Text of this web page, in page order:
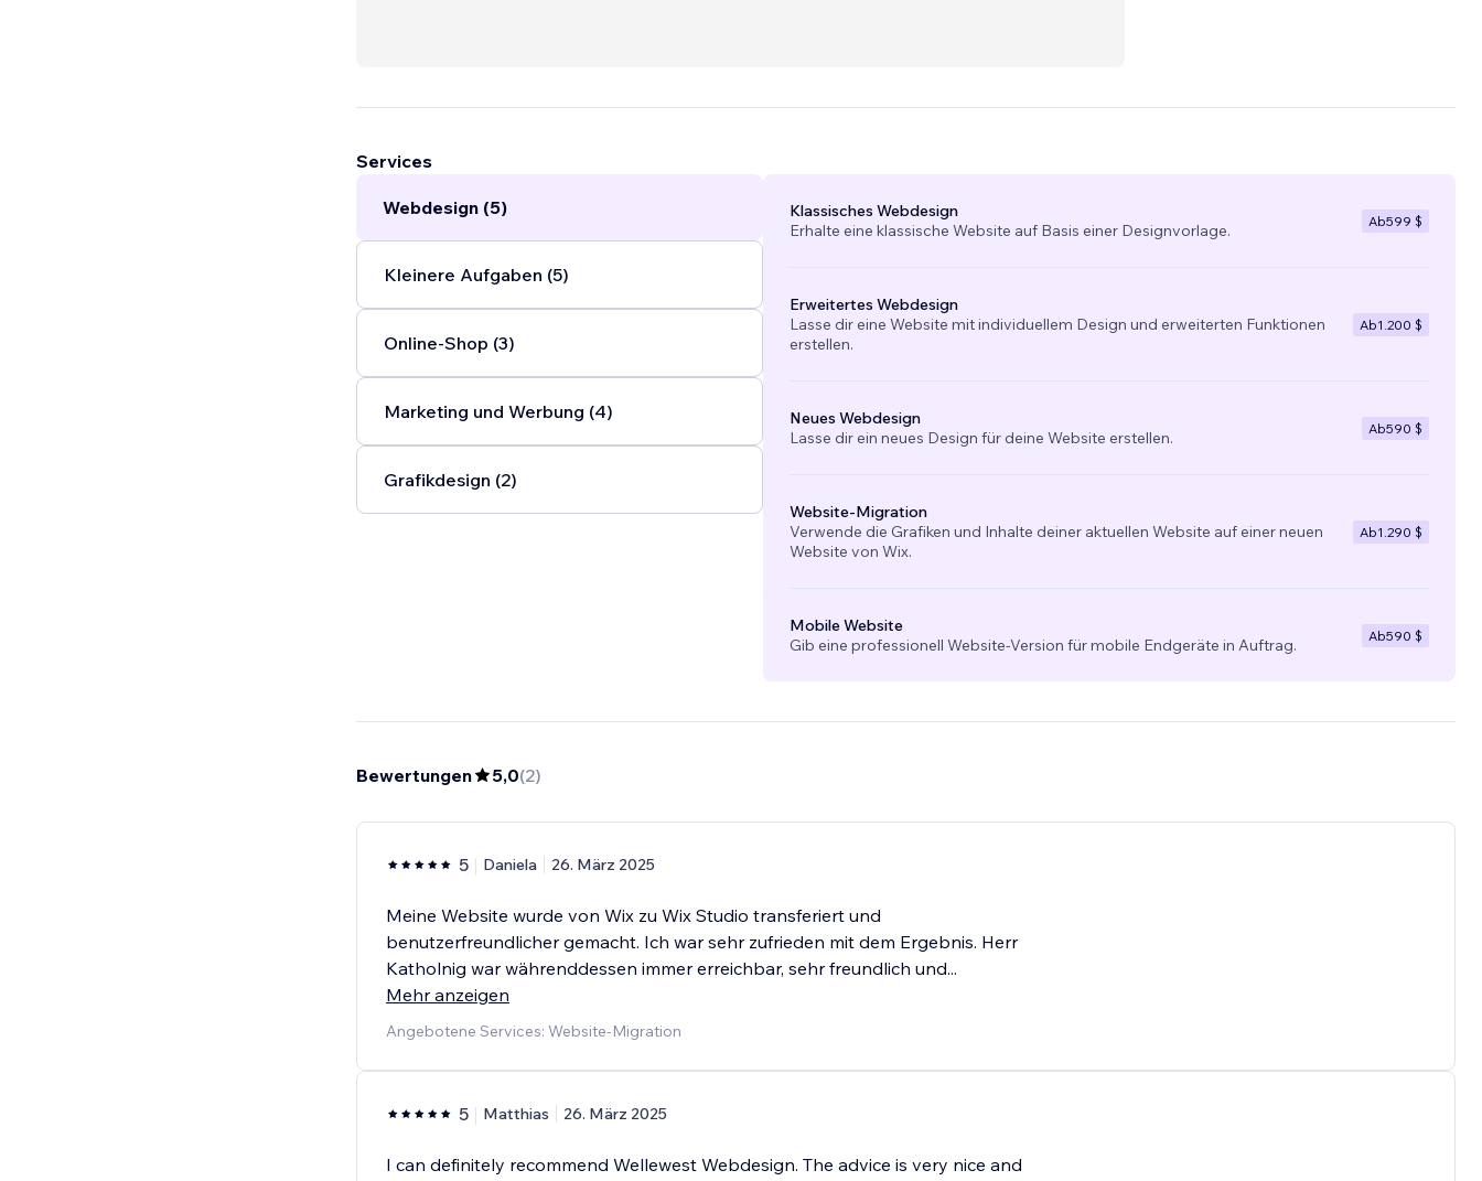
Services
Webdesign (5)
Kleinere Aufgaben (5)
Online-Shop (3)
Marketing und Werbung (4)
Grafikdesign (2)
Klassisches Webdesign
Erhalte eine klassische Website auf Basis einer Designvorlage.
Ab599 $
Erweitertes Webdesign
Lasse dir eine Website mit individuellem Design und erweiterten Funktionen
erstellen.
Ab1.200 $
Neues Webdesign
Lasse dir ein neues Design für deine Website erstellen.
Ab590 $
Website-Migration
Verwende die Grafiken und Inhalte deiner aktuellen Website auf einer neuen
Website von Wix.
Ab1.290 $
Mobile Website
Gib eine professionell Website-Version für mobile Endgeräte in Auftrag.
Ab590 $
Bewertungen 5,0(2)
5 Daniela 26. März 2025
Meine Website wurde von Wix zu Wix Studio transferiert und
benutzerfreundlicher gemacht. Ich war sehr zufrieden mit dem Ergebnis. Herr
Katholnig war währenddessen immer erreichbar, sehr freundlich und...
Mehr anzeigen
Angebotene Services: Website-Migration
5 Matthias 26. März 2025
I can definitely recommend Wellewest Webdesign. The advice is very nice and